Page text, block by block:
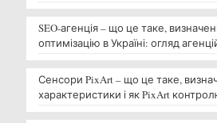
SEO-агенція – що це таке,
оптимізацію в Україні: огляд
Сенсори PixArt – що це таке,
характеристики і як PixArt